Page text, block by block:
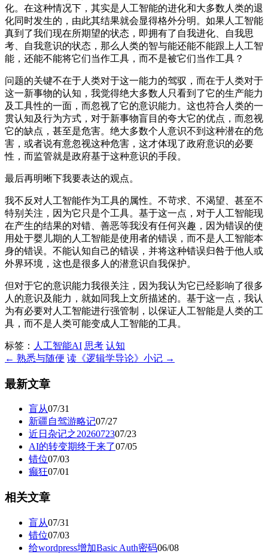
化。在这种情况下，其实是人工智能的进化和大多数人类的退
化同时发生的，由此其结果就会显得格外分明。如果人工智能
真到了我们现在所期望的状态，即拥有了自我进化、自我思
考、自我意识的状态，那么人类的智与能还能不能跟上人工智
能，还能不能将它们当作工具，而不是被它们当作工具？
问题的关键不在于人类对于这一能力的驾驭，而在于人类对于
这一新事物的认知，我觉得绝大多数人只看到了它的生产能力
及工具性的一面，而忽视了它的意识能力。这也符合人类的一
贯认知及行为方式，对于新事物盲目的夸大它的优点，而忽视
它的缺点，甚至是危害。绝大多数个人意识不到这种潜在的危
害，或者说有意忽视这种危害，这才体现了政府意识的必要
性，而监管就是政府基于这种意识的手段。
最后再明晰下我要表达的观点。
我不反对人工智能作为工具的属性。不苛求、不渴望、甚至不
特别关注，因为它只是个工具。基于这一点，对于人工智能现
在产生的结果的对错、善恶等我没有任何兴趣，因为错误的使
用处于婴儿期的人工智能是使用者的错误，而不是人工智能本
身的错误。不能认知自己的错误，并将这种错误归咎于他人或
外界环境，这也是很多人的潜意识自我保护。
但对于它的意识能力我很关注，因为我认为它已经影响了很多
人的意识及能力，就如同我上文所描述的。基于这一点，我认
为有必要对人工智能进行强管制，以保证人工智能是人类的工
具，而不是人类可能变成人工智能的工具。
标签： 人工智能AI 思考 认知
← 熟悉与随便 读《逻辑学导论》小记 →
最新文章
盲从07/31
新疆自驾游略记07/27
近日杂记之2026072307/23
AI的转变期终于来了07/05
错位07/03
癫狂07/01
相关文章
盲从07/31
错位07/03
给wordpress增加Basic Auth密码06/08